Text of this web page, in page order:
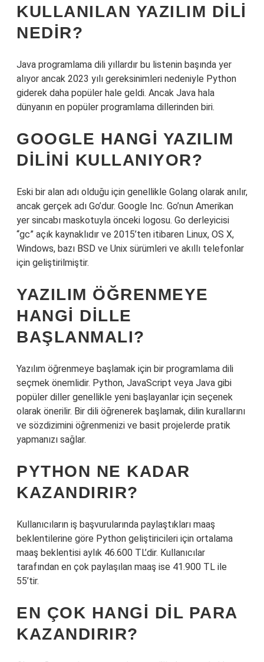
KULLANILAN YAZILIM DILI
NEDIR?
Java programlama dili yıllardır bu listenin başında yer
alıyor ancak 2023 yılı gereksinimleri nedeniyle Python
giderek daha popüler hale geldi. Ancak Java hala
dünyanın en popüler programlama dillerinden biri.
GOOGLE HANGI YAZILIM
DILINI KULLANIYOR?
Eski bir alan adı olduğu için genellikle Golang olarak anılır,
ancak gerçek adı Go’dur. Google Inc. Go’nun Amerikan
yer sincabı maskotuyla önceki logosu. Go derleyicisi
“gc” açık kaynaklıdır ve 2015’ten itibaren Linux, OS X,
Windows, bazı BSD ve Unix sürümleri ve akıllı telefonlar
için geliştirilmiştir.
YAZILIM ÖĞRENMEYE
HANGI DILLE
BAŞLANMALI?
Yazılım öğrenmeye başlamak için bir programlama dili
seçmek önemlidir. Python, JavaScript veya Java gibi
popüler diller genellikle yeni başlayanlar için seçenek
olarak önerilir. Bir dili öğrenerek başlamak, dilin kurallarını
ve sözdizimini öğrenmenizi ve basit projelerde pratik
yapmanızı sağlar.
PYTHON NE KADAR
KAZANDIRIR?
Kullanıcıların iş başvurularında paylaştıkları maaş
beklentilerine göre Python geliştiricileri için ortalama
maaş beklentisi aylık 46.600 TL’dir. Kullanıcılar
tarafından en çok paylaşılan maaş ise 41.900 TL ile
55’tir.
EN ÇOK HANGI DIL PARA
KAZANDIRIR?